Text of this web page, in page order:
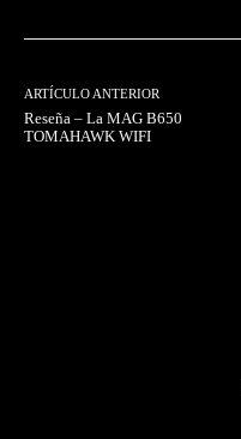
ARTÍCULO ANTERIOR
Reseña – La MAG B650
TOMAHAWK WIFI